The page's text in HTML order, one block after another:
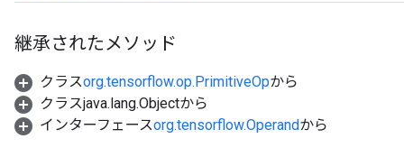
継承されたメソッド
クラスorg.tensorflow.op.PrimitiveOpから
クラスjava.lang.Objectから
インターフェースorg.tensorflow.Operandから